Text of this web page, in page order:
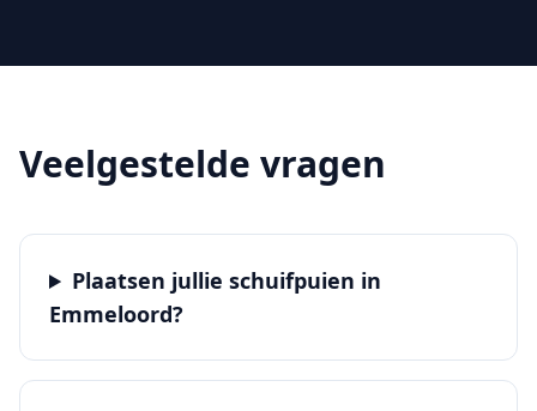
Veelgestelde vragen
Plaatsen jullie schuifpuien in
Emmeloord?